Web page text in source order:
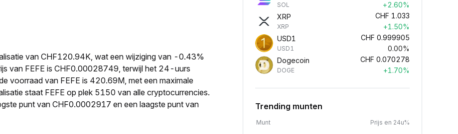
van CHF120.94K, wat een wijziging van -0.43%
van FEFE is CHF0.00028749, terwijl het 24-uurs
voorraad van FEFE is 420.69M, met een maximale
staat FEFE op plek 5150 van alle cryptocurrencies.
punt van CHF0.0002917 en een laagste punt van
SOL
+2.60%
XRP
XRP
CHF 1.033
+1.50%
USD1
USD1
CHF 0.999905
0.00%
Dogecoin
DOGE
CHF 0.070278
+1.70%
Trending munten
Munt Prijs en 24u%